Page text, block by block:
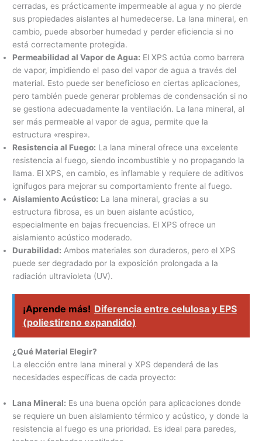
cerradas, es prácticamente impermeable al agua y no pierde
sus propiedades aislantes al humedecerse. La lana mineral, en
cambio, puede absorber humedad y perder eficiencia si no
está correctamente protegida.
Permeabilidad al Vapor de Agua: El XPS actúa como barrera
de vapor, impidiendo el paso del vapor de agua a través del
material. Esto puede ser beneficioso en ciertas aplicaciones,
pero también puede generar problemas de condensación si no
se gestiona adecuadamente la ventilación. La lana mineral, al
ser más permeable al vapor de agua, permite que la
estructura «respire».
Resistencia al Fuego: La lana mineral ofrece una excelente
resistencia al fuego, siendo incombustible y no propagando la
llama. El XPS, en cambio, es inflamable y requiere de aditivos
ignífugos para mejorar su comportamiento frente al fuego.
Aislamiento Acústico: La lana mineral, gracias a su
estructura fibrosa, es un buen aislante acústico,
especialmente en bajas frecuencias. El XPS ofrece un
aislamiento acústico moderado.
Durabilidad: Ambos materiales son duraderos, pero el XPS
puede ser degradado por la exposición prolongada a la
radiación ultravioleta (UV).
¡Aprende más! Diferencia entre celulosa y EPS
(poliestireno expandido)
¿Qué Material Elegir?
La elección entre lana mineral y XPS dependerá de las
necesidades específicas de cada proyecto:
Lana Mineral: Es una buena opción para aplicaciones donde
se requiere un buen aislamiento térmico y acústico, y donde la
resistencia al fuego es una prioridad. Es ideal para paredes,